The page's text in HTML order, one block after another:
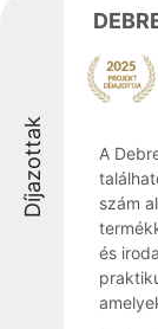
Díjazottak
A
szám
és